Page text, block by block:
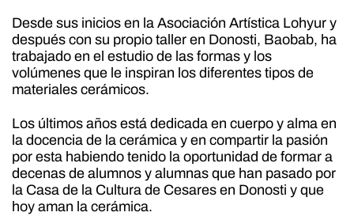
Desde sus inicios en la Asociación Artística Lohyur y
después con su propio taller en Donosti, Baobab, ha
trabajado en el estudio de las formas y los
volúmenes que le inspiran los diferentes tipos de
materiales cerámicos.
Los últimos años está dedicada en cuerpo y alma en
la docencia de la cerámica y en compartir la pasión
por esta habiendo tenido la oportunidad de formar a
decenas de alumnos y alumnas que han pasado por
la Casa de la Cultura de Cesares en Donosti y que
hoy aman la cerámica.